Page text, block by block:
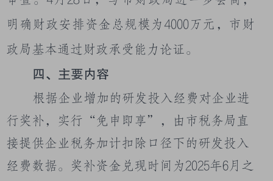
明确财政安排资金总规模为 4000万元，市财
政局基本通过财政承受能力论证。
四、主要内容
根据企业增加的研发投入经费对企业进
行奖补，
实行“免申即享”，由市税务局直
接提供企业税务加计扣除口径下的研发投入
经费数据。奖补资金兑现时间为2025年6月之